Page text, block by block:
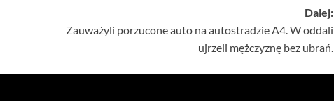
Dalej:
Zauważyli porzucone auto na autostradzie A4. W oddali
ujrzeli mężczyznę bez ubrań.